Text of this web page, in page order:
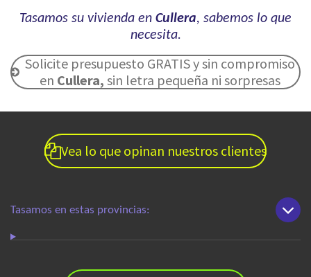
Tasamos su vivienda en Cullera, sabemos lo que
necesita.
Solicite presupuesto GRATIS y sin compromiso
en Cullera,sin letra pequeña ni sorpresas
Vea lo que opinan nuestros clientes
Tasamos en estas provincias: